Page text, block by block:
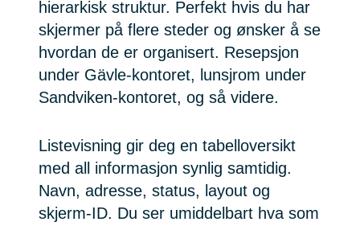
hierarkisk struktur. Perfekt hvis du har
skjermer på flere steder og ønsker å se
hvordan de er organisert. Resepsjon
under Gävle-kontoret, lunsjrom under
Sandviken-kontoret, og så videre.
Listevisning gir deg en tabelloversikt
med all informasjon synlig samtidig.
Navn, adresse, status, layout og
skjerm-ID. Du ser umiddelbart hva som